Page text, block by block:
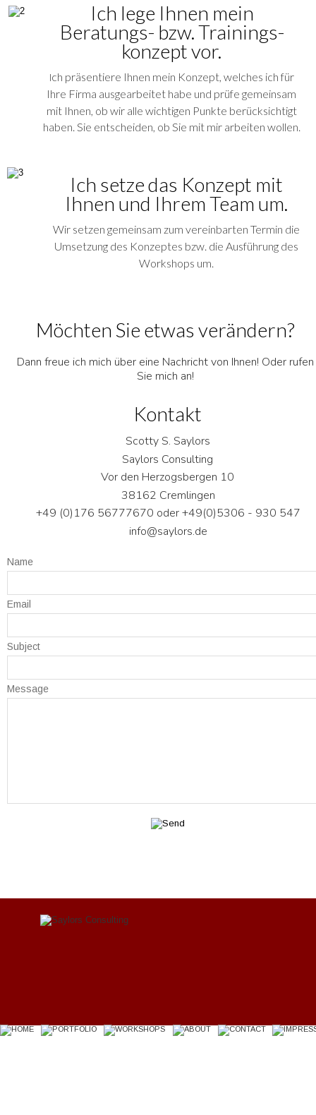
Name
Email
Subject
Message
Kontakt
Scotty S. Saylors
Saylors Consulting
Vor den Herzogsbergen 10
38162 Cremlingen
+49 (0)176 56777670 oder +49(0)5306 - 930 547
info@saylors.de
Möchten Sie etwas verändern?
Dann freue ich mich über eine Nachricht von Ihnen! Oder
Sie mich an!
Ich setze das Konzept mit
Ihnen und Ihrem Team um.
Wir setzen gemeinsam zum vereinbarten Termin die
Umsetzung des Konzeptes bzw. die Ausführung des
Workshops um.
Ich lege Ihnen mein
Beratungs- bzw. Trainings-
konzept vor.
Ich präsentiere Ihnen mein Konzept, welches ich für
Ihre Firma ausgearbeitet habe und prüfe gemeinsam
mit Ihnen, ob wir alle wichtigen Punkte berücksichtigt
haben. Sie entscheiden, ob Sie mit mir arbeiten wollen.